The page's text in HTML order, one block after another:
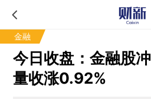
金融
今日收盘：金融股
量收涨0.92%